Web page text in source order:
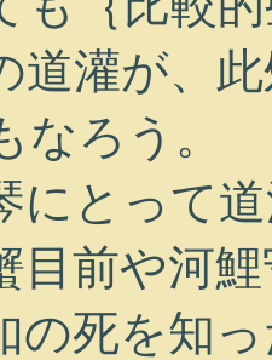
道灌が、
なろう。
とって
目前や河
の死を知